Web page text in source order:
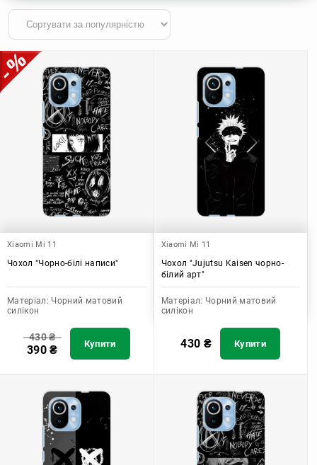
Xiaomi Mi 11
Чохол "Чорно-білі написи"
Матеріал: Чорний матовий
силікон
430₴
390₴ Купити
Xiaomi Mi 11
Чохол "Jujutsu Kaisen чорно-
білий арт"
Матеріал: Чорний матовий
силікон
430 ₴ Купити